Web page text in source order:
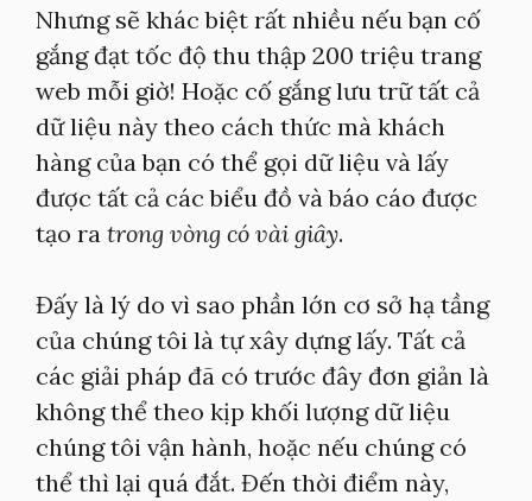
Nhưng sẽ khác biệt rất nhiều nếu bạn cố
gắng đạt tốc độ thu thập 200 triệu trang
web mỗi giờ! Hoặc cố gắng lưu trữ tất cả
dữ liệu này theo cách thức mà khách
hàng của bạn có thể gọi dữ liệu và lấy
được tất cả các biểu đồ và báo cáo được
tạo ra trong vòng có vài giây.
Đấy là lý do vì sao phần lớn cơ sở hạ tầng
của chúng tôi là tự xây dựng lấy. Tất cả
các giải pháp đã có trước đây đơn giản là
không thể theo kịp khối lượng dữ liệu
chúng tôi vận hành, hoặc nếu chúng có
thể thì lại quá đắt. Đến thời điểm này,